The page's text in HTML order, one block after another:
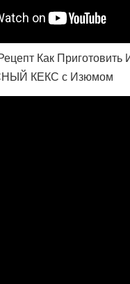
Как Приготовить
КЕКС с Изюмом